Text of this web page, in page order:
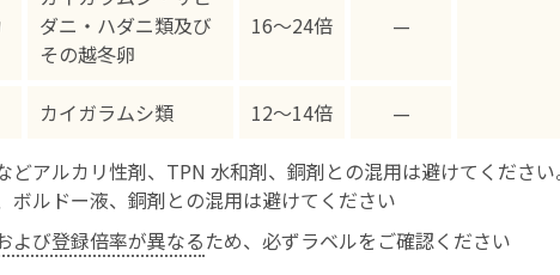
ダニ・ハダニ類及び
その越冬卵
16〜24倍 —
カイガラムシ類 12〜14倍 —
アルカリ性剤、TPN 水和剤、銅剤との混用は避けてください
ボルドー液、銅剤との混用は避けてください
よび登録倍率が異なるため、必ずラベルをご確認ください